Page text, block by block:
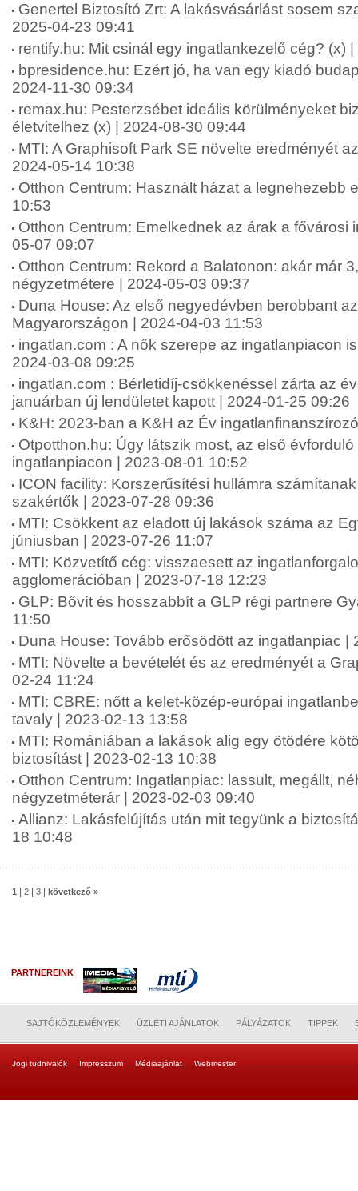
Genertel Biztosító Zrt: A lakásvásárlást sosem
2025-04-23 09:41
rentify.hu: Mit csinál egy ingatlankezelő cég? (x)
bpresidence.hu: Ezért jó, ha van egy kiadó
2024-11-30 09:34
remax.hu: Pesterzsébet ideális körülményeket
életvitelhez (x) | 2024-08-30 09:44
MTI: A Graphisoft Park SE növelte eredményét
2024-05-14 10:38
Otthon Centrum: Használt házat a legnehezebb
10:53
Otthon Centrum: Emelkednek az árak a fővárosi
05-07 09:07
Otthon Centrum: Rekord a Balatonon: akár már
négyzetmétere | 2024-05-03 09:37
Duna House: Az első negyedévben berobbant
Magyarországon | 2024-04-03 11:53
ingatlan.com : A nők szerepe az ingatlanpiacon
2024-03-08 09:25
ingatlan.com : Bérletidíj-csökkenéssel zárta az
januárban új lendületet kapott | 2024-01-25 09:26
K&H: 2023-ban a K&H az Év
Otpotthon.hu: Úgy látszik most, az első
ingatlanpiacon | 2023-08-01 10:52
ICON facility: Korszerűsítési hullámra
szakértők | 2023-07-28 09:36
MTI: Csökkent az eladott új lakások száma az
júniusban | 2023-07-26 11:07
MTI: Közvetítő cég: visszaesett az
agglomerációban | 2023-07-18 12:23
GLP: Bővít és hosszabbít a GLP régi partnere
11:50
Duna House: Tovább erősödött az ingatlanpiac |
MTI: Növelte a bevételét és az eredményét a
02-24 11:24
MTI: CBRE: nőtt a kelet-közép-európai
tavaly | 2023-02-13 13:58
MTI: Romániában a lakások alig egy ötödére
biztosítást | 2023-02-13 10:38
Otthon Centrum: Ingatlanpiac: lassult, megállt,
négyzetméterár | 2023-02-03 09:40
Allianz: Lakásfelújítás után mit tegyünk a
18 10:48
1 2 3 következő »
PARTNEREINK
SAJTÓKÖZLEMÉNYEK ÜZLETI AJÁNLATOK PÁLYÁZATOK TIPPEK
Jogi tudnivalók Impresszum Médiaajánlat Webmester